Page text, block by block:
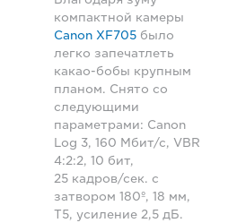
компактной камеры
Canon XF705 было
легко запечатлеть
какао-бобы крупным
планом. Снято со
следующими
параметрами: Canon
Log 3, 160 Мбит/с, VBR
4:2:2, 10 бит,
25 кадров/сек. с
затвором 180º, 18 мм,
T5, усиление 2,5 дБ.